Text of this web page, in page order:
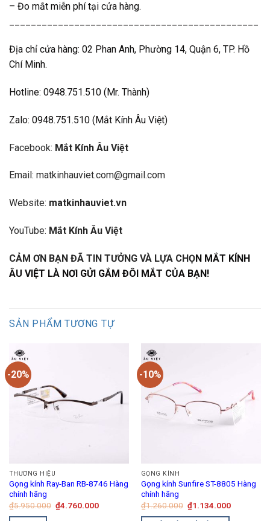
– Đo mắt miễn phí tại cửa hàng.
Địa chỉ cửa hàng: 02 Phan Anh, Phường 14, Quận 6, TP. Hồ
Chí Minh.
Hotline: 0948.751.510 (Mr. Thành)
Zalo: 0948.751.510 (Mắt Kính Âu Việt)
Facebook: Mắt Kính Âu Việt
Email: matkinhauviet.com@gmail.com
Website: matkinhauviet.vn
YouTube: Mắt Kính Âu Việt
CẢM ƠN BẠN ĐÃ TIN TƯỞNG VÀ LỰA CHỌN MẮT KÍNH
ÂU VIỆT LÀ NƠI GỬI GẮM ĐÔI MẮT CỦA BẠN!
SẢN PHẨM TƯƠNG TỰ
-20%
THƯƠNG HIỆU
Gọng kính Ray-Ban RB-8746 Hàng
chính hãng
₫5.950.000 Giá
gốc
₫4.760.000Giá
-10%
GỌNG KÍNH
Gọng kính Sunfire ST-8805 Hàng
chính hãng
₫1.260.000 Giá
gốc
₫1.134.000Giá